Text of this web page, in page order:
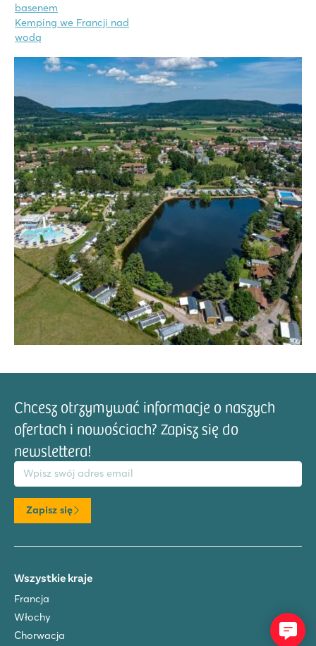
basenem
Kemping we Francji nad
wodą
Chcesz otrzymywać informacje o naszych
ofertach i nowościach? Zapisz się do
newslettera!
email
Zapisz się
Wszystkie kraje
Francja
Włochy
Chorwacja